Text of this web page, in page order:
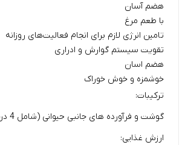
هضم آسان
با طعم مرغ
تامین انرژی لازم برای انجام فعالیت‌های روزانه
تقویت سیستم گوارش و ادراری
هضم اسان
خوشمزه و خوش خوراک
ترکیبات:
گوشت و فرآورده های جانبی حیوانی (شامل 4 درصد مرغ)، مواد معدنی، قندهای مختلف.
ارزش غذایی: